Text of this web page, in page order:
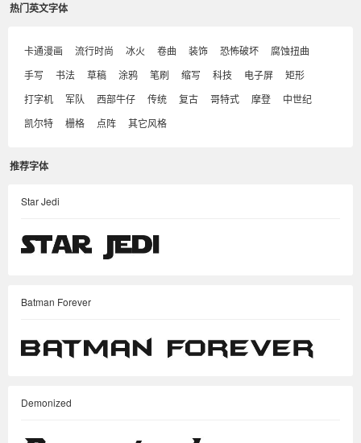
热门英文字体
卡通漫画 流行时尚 冰火 卷曲 装饰 恐怖破坏
腐蚀扭曲
手写
书法 草稿 涂鸦 笔刷 缩写 科技 电子屏
矩形
打字机
军队 西部牛仔 传统 复古 哥特式 摩登
中世纪
凯尔特
栅格 点阵 其它风格
推荐字体
Star Jedi
Batman Forever
Demonized